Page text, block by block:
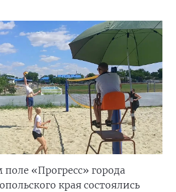
«Прогресс» города
края состоялись